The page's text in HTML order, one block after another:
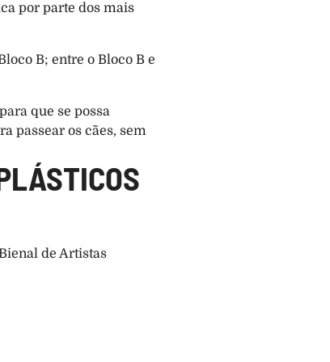
por parte dos mais
B; entre o Bloco B e
que se possa
passear os cães, sem
de Artistas